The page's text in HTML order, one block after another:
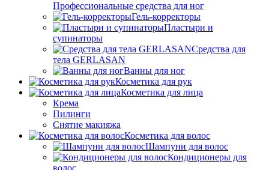
Профессиональные средства для ног
Гель-корректоры
Пластыри и
супинаторы
Средства для
тела GERLASAN
Ванны для ног
Косметика для рук
Косметика для лица
Крема
Пилинги
Снятие макияжа
Косметика для волос
Шампуни для волос
Кондиционеры для
волос